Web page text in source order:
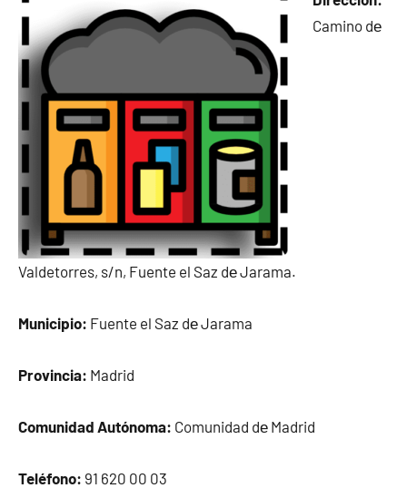
Camino dе
Valdetorres, s/n, Fuente el Saz dе Jarama.
Municipio: Fuente el Saz dе Jarama
Provincia: Madrid
Comunidad Autónoma: Comunidad dе Madrid
Teléfono: 91 620 00 03